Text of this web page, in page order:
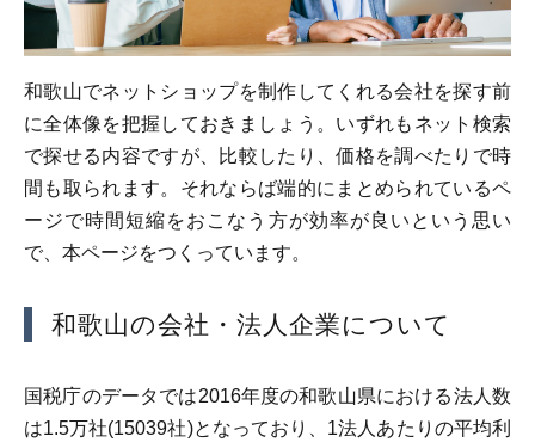
和歌山でネットショップを制作してくれる会社を探す前
に全体像を把握しておきましょう。いずれもネット検索
で探せる内容ですが、比較したり、価格を調べたりで時
間も取られます。それならば端的にまとめられているペ
ージで時間短縮をおこなう方が効率が良いという思い
で、本ページをつくっています。
和歌山の会社・法人企業について
国税庁のデータでは2016年度の和歌山県における法人数
は1.5万社(15039社)となっており、1法人あたりの平均利